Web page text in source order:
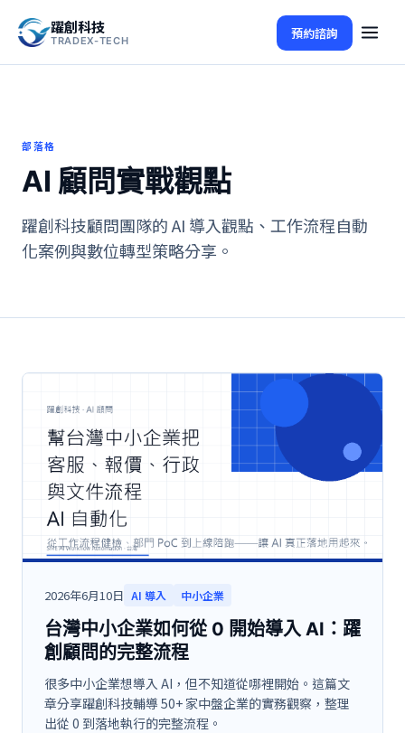
躍創科技
TRADEX-TECH 預約諮詢
部落格
AI 顧問實戰觀點
躍創科技顧問團隊的 AI 導入觀點、工作流程自動
化案例與數位轉型策略分享。
2026年6月10日 AI 導入 中小企業
台灣中小企業如何從 0 開始導入 AI：躍
創顧問的完整流程
很多中小企業想導入 AI，但不知道從哪裡開始。這篇文
章分享躍創科技輔導 50+ 家中盤企業的實務觀察，整理
出從 0 到落地執行的完整流程。